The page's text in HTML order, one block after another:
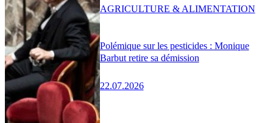
Polémique sur les pesticides : Monique
Barbut retire sa démission
22.07.2026
AGRICULTURE & ALIMENTATION